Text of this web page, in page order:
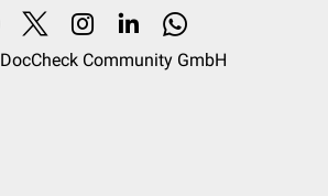
DocCheck Community GmbH